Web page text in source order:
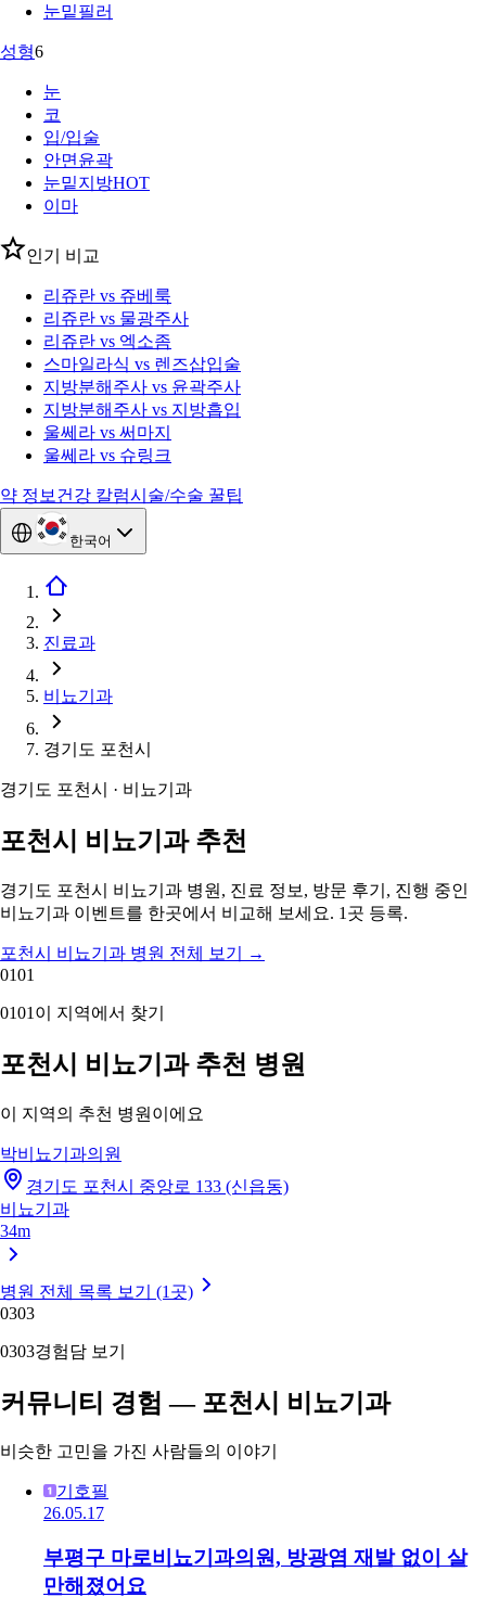
눈밑필러
성형6
눈
코
입/입술
안면윤곽
눈밑지방HOT
이마
인기 비교
리쥬란 vs 쥬베룩
리쥬란 vs 물광주사
리쥬란 vs 엑소좀
스마일라식 vs 렌즈삽입술
지방분해주사 vs 윤곽주사
지방분해주사 vs 지방흡입
울쎄라 vs 써마지
울쎄라 vs 슈링크
약 정보 건강 칼럼시술/수술 꿀팁
한국어
진료과
비뇨기과
경기도 포천시
경기도 포천시 · 비뇨기과
포천시 비뇨기과 추천
경기도 포천시 비뇨기과 병원, 진료 정보, 방문 후기, 진행 중인
비뇨기과 이벤트를 한곳에서 비교해 보세요. 1곳 등록.
포천시 비뇨기과 병원 전체 보기
→
0101
0101 이 지역에서 찾기
포천시 비뇨기과 추천 병원
이 지역의 추천 병원이에요
박비뇨기과의원
경기도 포천시 중앙로 133 (신읍동)
비뇨기과
34m
병원 전체 목록 보기 (1곳)
0303
0303경험담 보기
커뮤니티 경험 — 포천시 비뇨기과
비슷한 고민을 가진 사람들의 이야기
기호필
26.05.17
부평구 마로비뇨기과의원, 방광염 재발 없이 살
만해졌어요